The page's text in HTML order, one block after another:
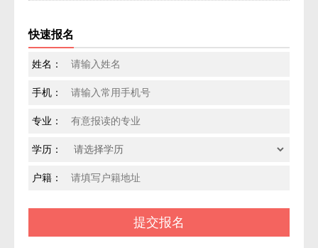
快速报名
姓名：
手机：
专业：
学历：
户籍：